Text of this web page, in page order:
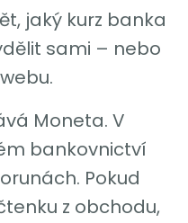
jaký kurz banka
sami – nebo
Moneta. V
bankovnictví
Pokud
z obchodu,